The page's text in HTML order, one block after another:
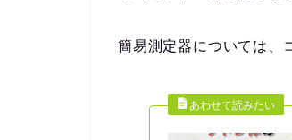
簡易測定器については、